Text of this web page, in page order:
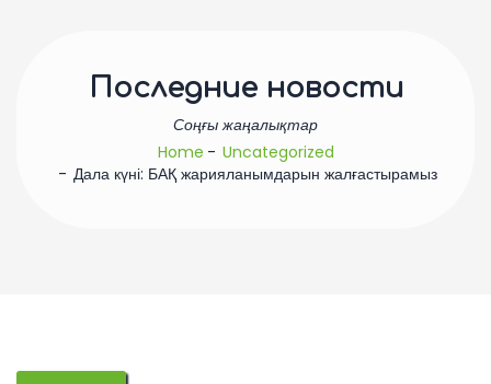
Последние новости
Соңғы жаңалықтар
Home
Uncategorized
Дала күні: БАҚ жарияланымдарын жалғастырамыз